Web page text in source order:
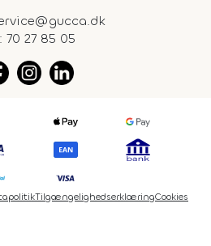
70 27 85 05
TilgængelighedserklæringCookies